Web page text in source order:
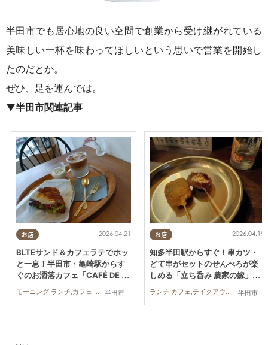
半田市でも居心地の良い空間で創業から受け継がれている
美味しい一杯を味わってほしいという思いで営業を開始し
たのだとか。
ぜひ、足を運んでは。
▼半田市関連記事
お店
半田市
2026.04.21
BLTEサンド＆カフェラテでホッ
と一息！半田市・亀崎駅からす
ぐのお洒落カフェ「CAFÉ DE Z
お店
半田市
2026.04.19
知多半田駅からすぐ！串カツ・
どて串がセットのせんべろが楽
しめる「立ち呑み 農家の嫁」へ